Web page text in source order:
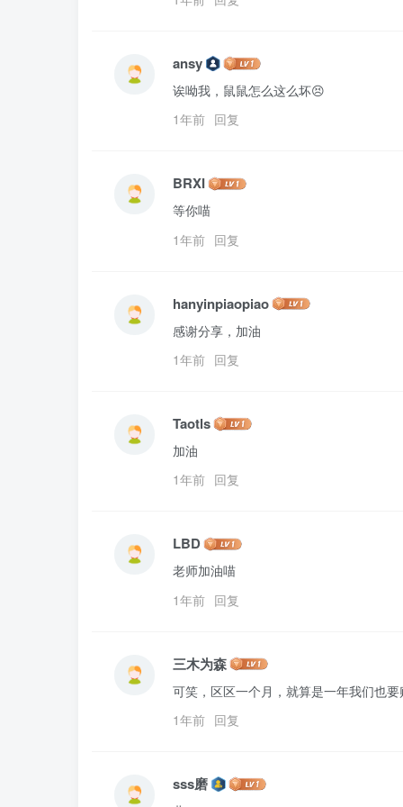
ansy
诶呦我，鼠鼠怎么这么坏😣
1年前 回复
BRXI
等你喵
1年前 回复
hanyinpiaopiao
感谢分享，加油
1年前 回复
Taotls
1年前 回复
LBD
老师加油喵
1年前 回复
三木为森
可笑，区区一个月，就算是一年我们也
1年前 回复
sss磨